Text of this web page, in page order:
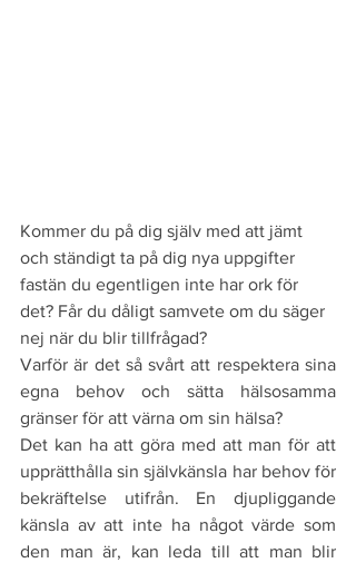
Kommer du på dig själv med att jämt
och ständigt ta på dig nya uppgifter
fastän du egentligen inte har ork för
det? Får du dåligt samvete om du säger
nej när du blir tillfrågad?
Varför är det så svårt att respektera sina
egna behov och sätta hälsosamma
gränser för att värna om sin hälsa?
Det kan ha att göra med att man för att
upprätthålla sin självkänsla har behov för
bekräftelse utifrån. En djupliggande
känsla av att inte ha något värde som
den man är, kan leda till att man blir